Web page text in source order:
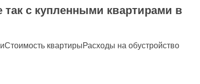
так с купленными квартирами в
квартирыРасходы на обустройство